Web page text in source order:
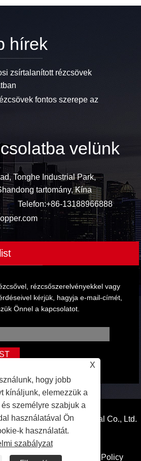
hírek
zsírtalanított rézcsövek
fontos szerepe az
velünk
Tonghe Industrial Park,
tartomány, Kína
Telefon:+86-13188966888
rézcsőszerelvényekkel vagy
kérjük, hagyja e-mail-címét,
Önnel a kapcsolatot.
Hongfang Metal Material Co., Ltd.
jog fenntartva.
RSS XML Privacy Policy
X
hogy jobb
kínáljunk, elemezzük a
személyre szabjuk a
használatával Ön
k használatát.
szabályzat